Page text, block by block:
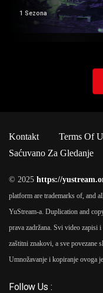
1 Sezona
Kontakt Terms Of
Saćuvano Za Gledanje
© 2025 https://
platform are trademarks of, and
YuStream-a. Duplication and
prava zadržana. Svi video zapisi
zaštitni znakovi, a sve povezane
Umnožavanje i kopiranje ovoga
Follow Us :